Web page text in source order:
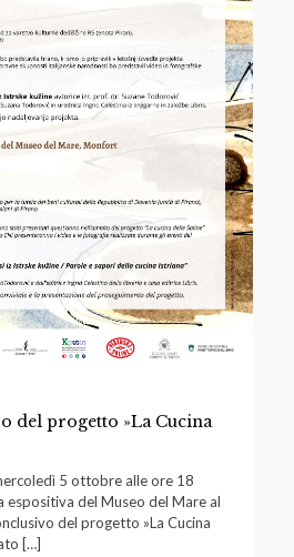
del progetto »La Cucina
5 ottobre alle ore 18
espositiva del Museo del Mare al
del progetto »La Cucina
[…]